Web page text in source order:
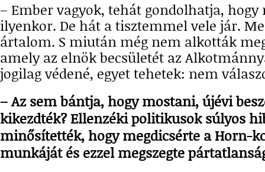
– Ember vagyok, tehát gondolhatja, hogy
ilyenkor. De hát a tisztemmel vele jár.
ártalom. S miután még nem alkották
amely az elnök becsületét az
jogilag védené, egyet tehetek: nem
– Az sem bántja, hogy mostani, újévi
kikezdték? Ellenzéki politikusok súlyos
minősítették, hogy megdicsérte a Horn-
munkáját és ezzel megszegte